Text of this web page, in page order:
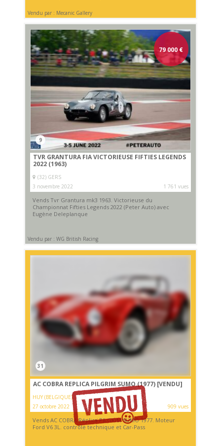
Vendu par : Mecanic Gallery
79 000 €
9
TVR GRANTURA FIA VICTORIEUSE FIFTIES LEGENDS
2022 (1963)
(32) GERS
3 novembre 2022
1 761 vues
Vends Tvr Grantura mk3 1963. Victorieuse du
Championnat Fifties Legends 2022 (Peter Auto) avec
Eugène Deleplanque
Vendu par : WG British Racing
31
AC COBRA REPLICA PILGRIM SUMO (1977) [VENDU]
HUY (BELGIQUE)
27 octobre 2022
909 vues
Vends AC COBRA Réplica PILGRIM SUMO 1977. Moteur
Ford V6 3L. contrôle technique et Car-Pass